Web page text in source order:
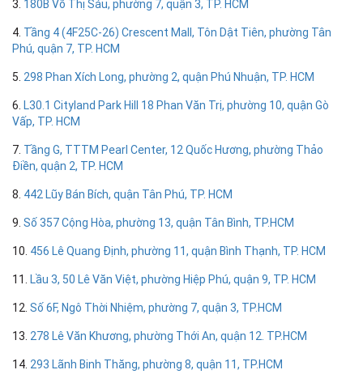
3. 180B Võ Thị Sáu, phường 7, quận 3, TP. HCM
4. Tầng 4 (4F25C-26) Crescent Mall, Tôn Dật Tiên, phường Tân
Phú, quận 7, TP. HCM
5. 298 Phan Xích Long, phường 2, quận Phú Nhuận, TP. HCM
6. L30.1 Cityland Park Hill 18 Phan Văn Trị, phường 10, quận Gò
Vấp, TP. HCM
7. Tầng G, TTTM Pearl Center, 12 Quốc Hương, phường Thảo
Điền, quận 2, TP. HCM
8. 442 Lũy Bán Bích, quận Tân Phú, TP. HCM
9. Số 357 Cộng Hòa, phường 13, quận Tân Bình, TP.HCM
10. 456 Lê Quang Định, phường 11, quận Bình Thạnh, TP. HCM
11. Lầu 3, 50 Lê Văn Việt, phường Hiệp Phú, quận 9, TP. HCM
12. Số 6F, Ngô Thời Nhiệm, phường 7, quận 3, TP.HCM
13. 278 Lê Văn Khương, phường Thới An, quận 12. TP.HCM
14. 293 Lãnh Binh Thăng, phường 8, quận 11, TP.HCM